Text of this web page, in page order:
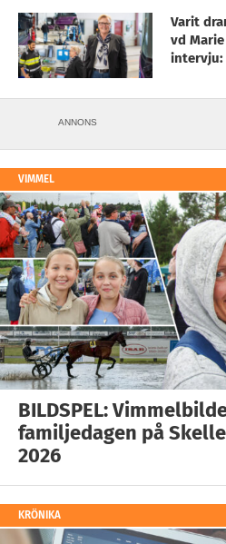
Varit
vd
intervju:
ANNONS
VIMMEL
BILDSPEL:
familjedagen på
2026
KRÖNIKA